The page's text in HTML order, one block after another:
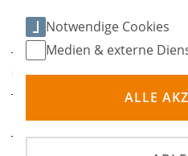
DATUM
ORT
Notwendige Cookies
Medien & externe
ALLE